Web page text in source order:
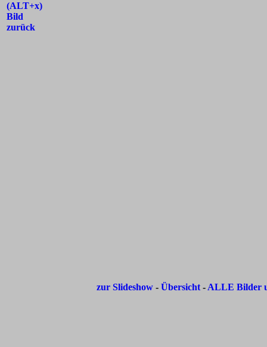
(ALT+x)
Bild
zurück
zur Slideshow- Übersicht - ALLE Bilder